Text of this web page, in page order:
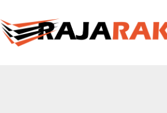
content